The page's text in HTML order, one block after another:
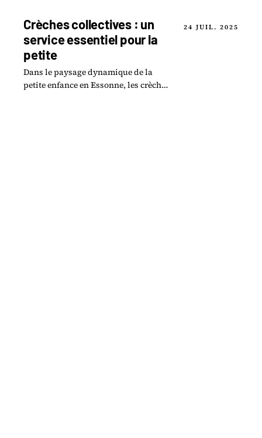
situation de handicap.
Crèches collectives : un
service essentiel pour la
petite
Dans le paysage dynamique de la
petite enfance en Essonne, les crèches
24 JUIL. 2025